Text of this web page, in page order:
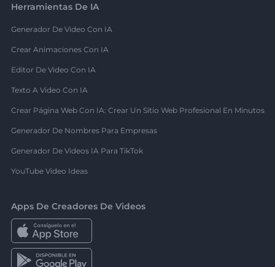
Herramientas De IA
Generador De Video Con IA
Crear Animaciones Con IA
Editor De Video Con IA
Texto A Video Con IA
Crear Página Web Con IA: Crear Un Sitio Web Profesional En Minutos
Generador De Nombres Para Empresas
Generador De Videos IA Para TikTok
YouTube Video Ideas
Apps De Creadores De Videos